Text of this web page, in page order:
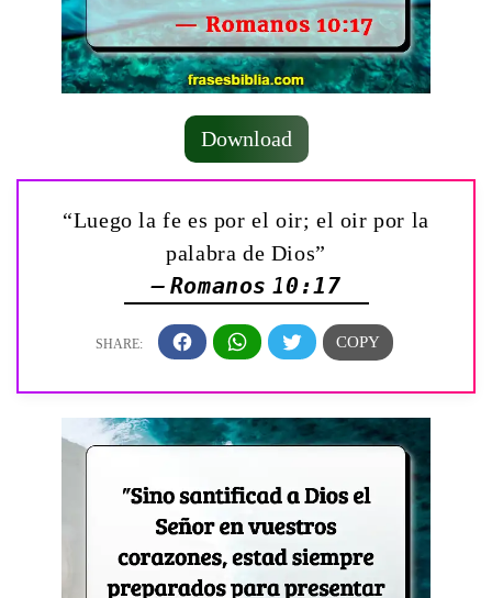
Download
“Luego la fe es por el oir; el oir por la
palabra de Dios”
— Romanos 10:17